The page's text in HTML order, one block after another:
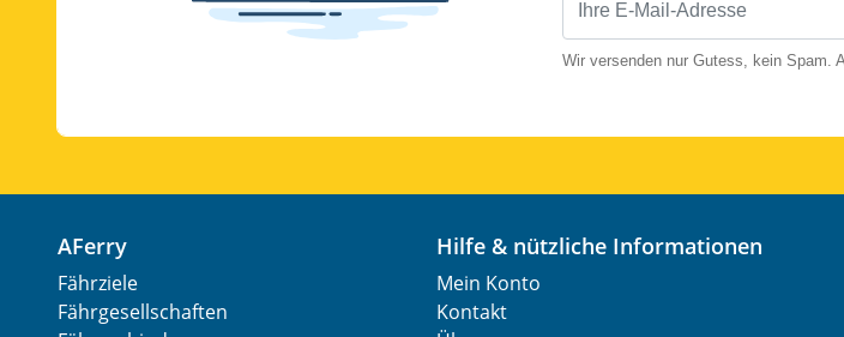
Wir versenden nur Gutess, kein Spam.
AFerry
Fährziele
Fährgesellschaften
Hilfe & nützliche Informationen
Mein Konto
Kontakt